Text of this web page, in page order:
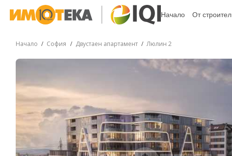
Начало От строител
Начало София Двустаен апартамент Люлин 2